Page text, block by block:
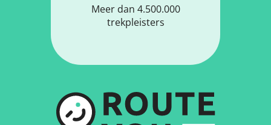
Meer dan 4.500.000
trekpleisters